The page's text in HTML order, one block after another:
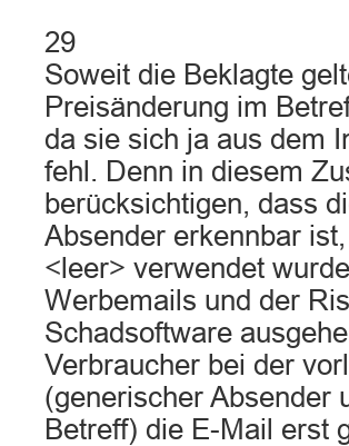
29
Soweit die Beklagte
Preisänderung im
da sie sich ja aus dem
fehl. Denn in diesem
berücksichtigen, dass
Absender erkennbar
<leer> verwendet
Werbemails und der
Schadsoftware
Verbraucher bei der
(generischer Absender
Betreff) die E-Mail erst